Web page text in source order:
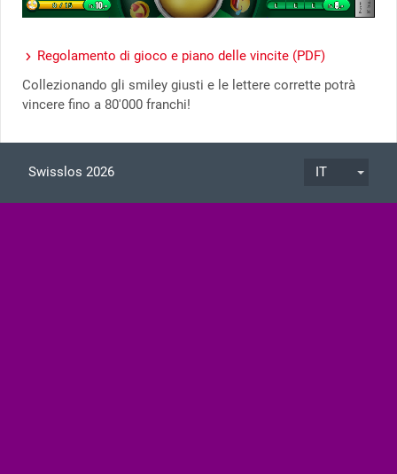
Regolamento di gioco e piano delle vincite (PDF)
Collezionando gli smiley giusti e le lettere corrette potrà
vincere fino a 80'000 franchi!
Swisslos 2026 IT